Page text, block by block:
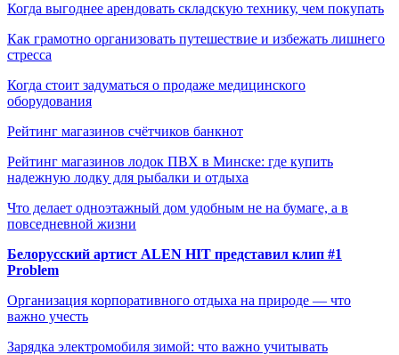
Когда выгоднее арендовать складскую технику, чем покупать
Как грамотно организовать путешествие и избежать лишнего
стресса
Когда стоит задуматься о продаже медицинского
оборудования
Рейтинг магазинов счётчиков банкнот
Рейтинг магазинов лодок ПВХ в Минске: где купить
надежную лодку для рыбалки и отдыха
Что делает одноэтажный дом удобным не на бумаге, а в
повседневной жизни
Белорусский артист ALEN HIT представил клип #1
Problem
Организация корпоративного отдыха на природе — что
важно учесть
Зарядка электромобиля зимой: что важно учитывать